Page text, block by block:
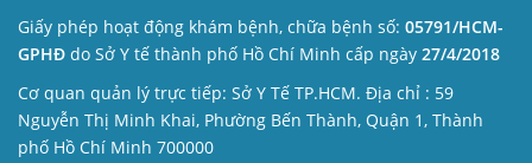
Giấy phép hoạt động khám bệnh, chữa bệnh số: 05791/HCM-
GPHĐ do Sở Y tế thành phố Hồ Chí Minh cấp ngày 27/4/2018
Cơ quan quản lý trực tiếp: Sở Y Tế TP.HCM. Địa chỉ : 59
Nguyễn Thị Minh Khai, Phường Bến Thành, Quận 1, Thành
phố Hồ Chí Minh 700000